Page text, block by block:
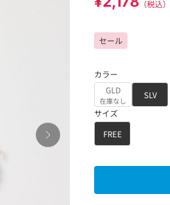
（税込）
セール
カラー
GLD
在庫なし
SLV
サイズ
FREE